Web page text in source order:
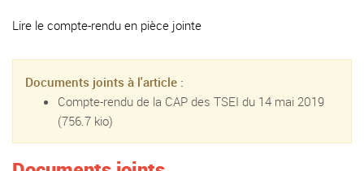
Lire le compte-rendu en pièce jointe
Documents joints à l'article :
Compte-rendu de la CAP des TSEI du 14 mai 2019
(756.7 kio)